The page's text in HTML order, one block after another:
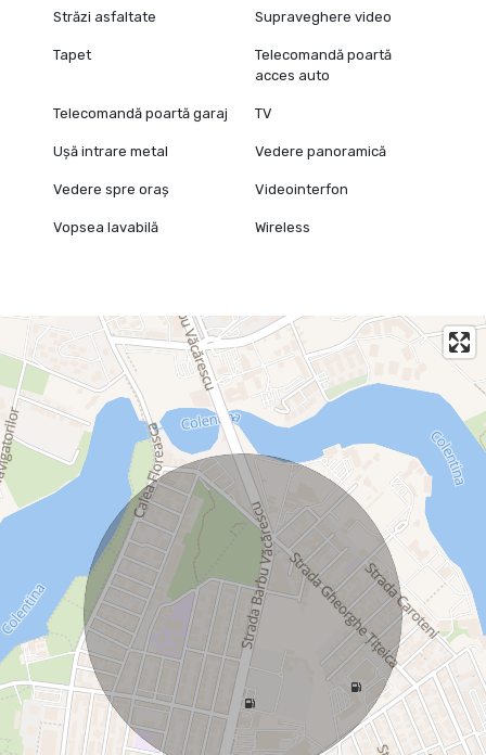
Străzi asfaltate Supraveghere video
Tapet
Telecomandă poartă
acces auto
Telecomandă poartă garaj TV
Ușă intrare metal Vedere panoramică
Vedere spre oraș Videointerfon
Vopsea lavabilă Wireless